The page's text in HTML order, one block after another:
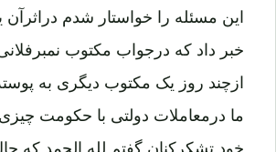
این مسئله را خواستار شدم دراثرآن
خبر داد که درجواب مکتوب
ازچند روز یک مکتوب دیگری به
ما درمعاملات دولتی با حکومت
خود تشکرکنان گفتم لله الحمد که